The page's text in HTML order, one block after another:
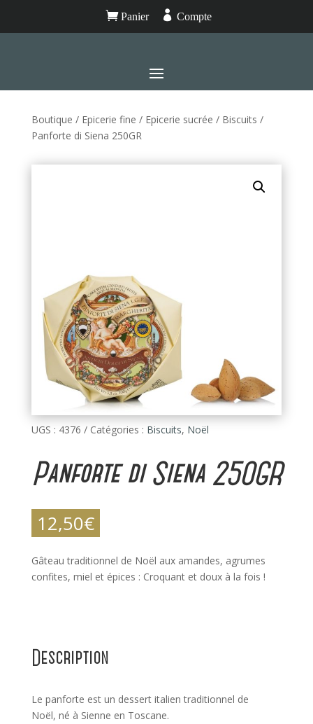
Panier  Compte
Boutique / Epicerie fine / Epicerie sucrée / Biscuits /
Panforte di Siena 250GR
UGS : 4376 Catégories : Biscuits, Noël
Panforte di Siena 250GR
12,50€
Gâteau traditionnel de Noël aux amandes, agrumes
confites, miel et épices : Croquant et doux à la fois !
Description
Le panforte est un dessert italien traditionnel de
Noël, né à Sienne en Toscane.